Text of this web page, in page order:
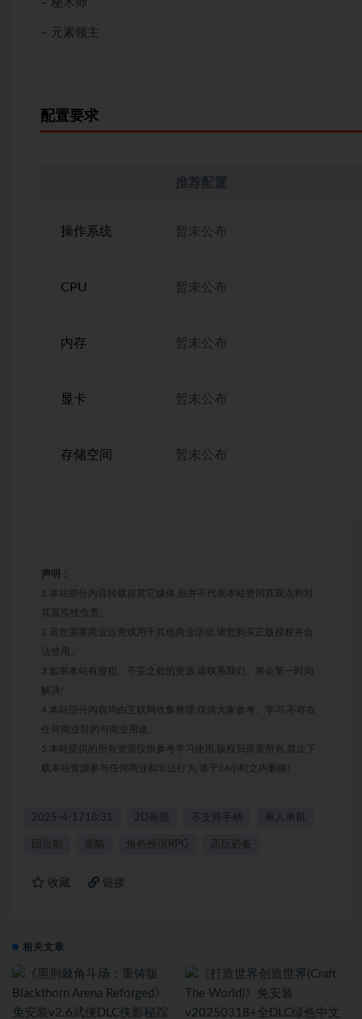
– 秘术师
– 元素领主
配置要求
操作系统
CPU
内存
显卡
存储空间
推荐配置
暂未公布
暂未公布
暂未公布
暂未公布
暂未公布
声明：
1.本站部分内容转载自其它媒体,但并不代表本站赞同其观点和对
其真实性负责。
2.若您需要商业运营或用于其他商业活动,请您购买正版授权并合
法使用。
3.如果本站有侵犯、不妥之处的资源,请联系我们。将会第一时间
解决!
4.本站部分内容均由互联网收集整理,仅供大家参考、学习,不存在
任何商业目的与商业用途。
5.本站提供的所有资源仅供参考学习使用,版权归原著所有,禁止下
载本站资源参与任何商业和非法行为,请于24小时之内删除!
2025-4-1718:31 2D画面 不支持手柄 单人单机
回合制 策略 角色扮演RPG 高玩必备
收藏 链接
相关文章